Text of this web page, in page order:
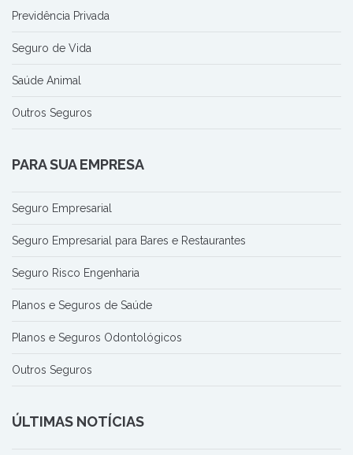
Previdência Privada
Seguro de Vida
Saúde Animal
Outros Seguros
PARA SUA EMPRESA
Seguro Empresarial
Seguro Empresarial para Bares e Restaurantes
Seguro Risco Engenharia
Planos e Seguros de Saúde
Planos e Seguros Odontológicos
Outros Seguros
ÚLTIMAS NOTÍCIAS